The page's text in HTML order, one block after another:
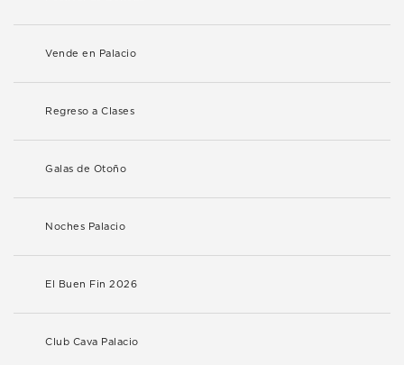
Vende en Palacio
Regreso a Clases
Galas de Otoño
Noches Palacio
El Buen Fin 2026
Club Cava Palacio